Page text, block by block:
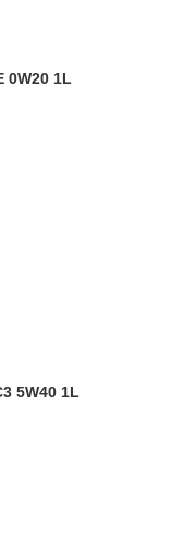
0W20 1L
5W40 1L